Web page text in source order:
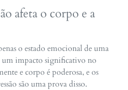
afeta o corpo e a
o estado emocional de uma
um impacto significativo no
e corpo é poderosa, e os
são uma prova disso.